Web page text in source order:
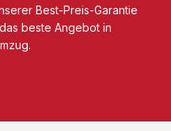
Best-Preis-Garantie
beste Angebot in